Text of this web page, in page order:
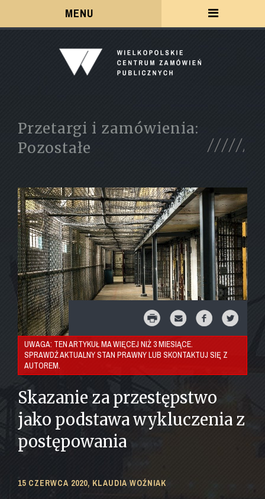
MENU
Przetargi i zamówienia:
Pozostałe
UWAGA: TEN ARTYKUŁ MA WIĘCEJ NIŻ 3 MIESIĄCE.
SPRAWDŹ AKTUALNY STAN PRAWNY LUB SKONTAKTUJ SIĘ Z
AUTOREM.
Skazanie za przestępstwo
jako podstawa wykluczenia z
postępowania
15 CZERWCA 2020, KLAUDIA WOŹNIAK